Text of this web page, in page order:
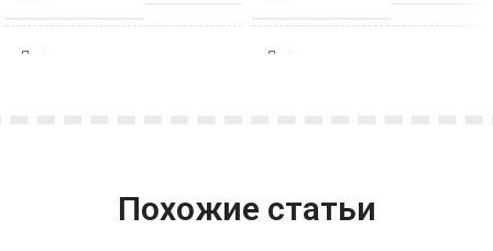
МОЩНОСТЬ, КВА
ДИАПАЗОН, (%)
МОЩНОСТЬ, КВА
ДИАПАЗОН, (%)
Похожие статьи